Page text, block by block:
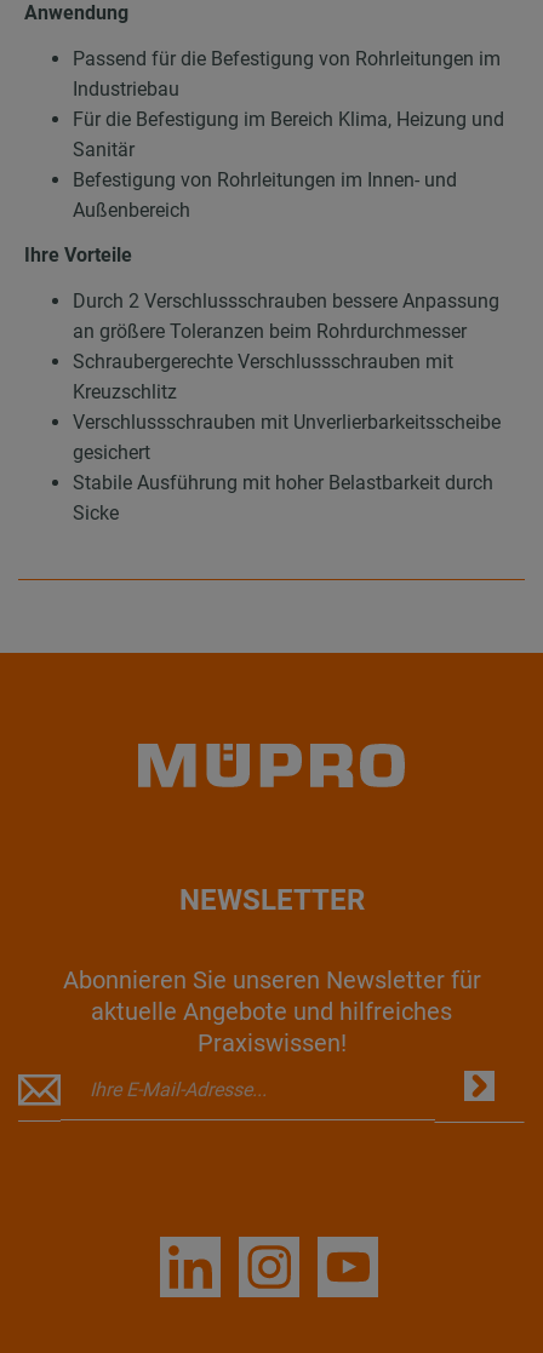
Anwendung
Passend für die Befestigung von Rohrleitungen im
Industriebau
Für die Befestigung im Bereich Klima, Heizung und
Sanitär
Befestigung von Rohrleitungen im Innen- und
Außenbereich
Ihre Vorteile
Durch 2 Verschlussschrauben bessere Anpassung
an größere Toleranzen beim Rohrdurchmesser
Schraubergerechte Verschlussschrauben mit
Kreuzschlitz
Verschlussschrauben mit Unverlierbarkeitsscheibe
gesichert
Stabile Ausführung mit hoher Belastbarkeit durch
Sicke
NEWSLETTER
Abonnieren Sie unseren Newsletter für
aktuelle Angebote und hilfreiches
Praxiswissen!